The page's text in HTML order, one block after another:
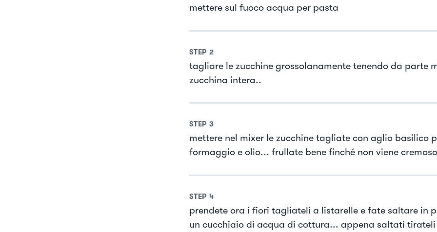
mettere sul fuoco acqua per pasta
STEP 2
tagliare le zucchine grossolanamente tenendo da parte
zucchina intera..
STEP 3
mettere nel mixer le zucchine tagliate con aglio basilico
formaggio e olio... frullate bene finché non viene cremoso
STEP 4
prendete ora i fiori tagliateli a listarelle e fate saltare in
un cucchiaio di acqua di cottura... appena saltati tirateli